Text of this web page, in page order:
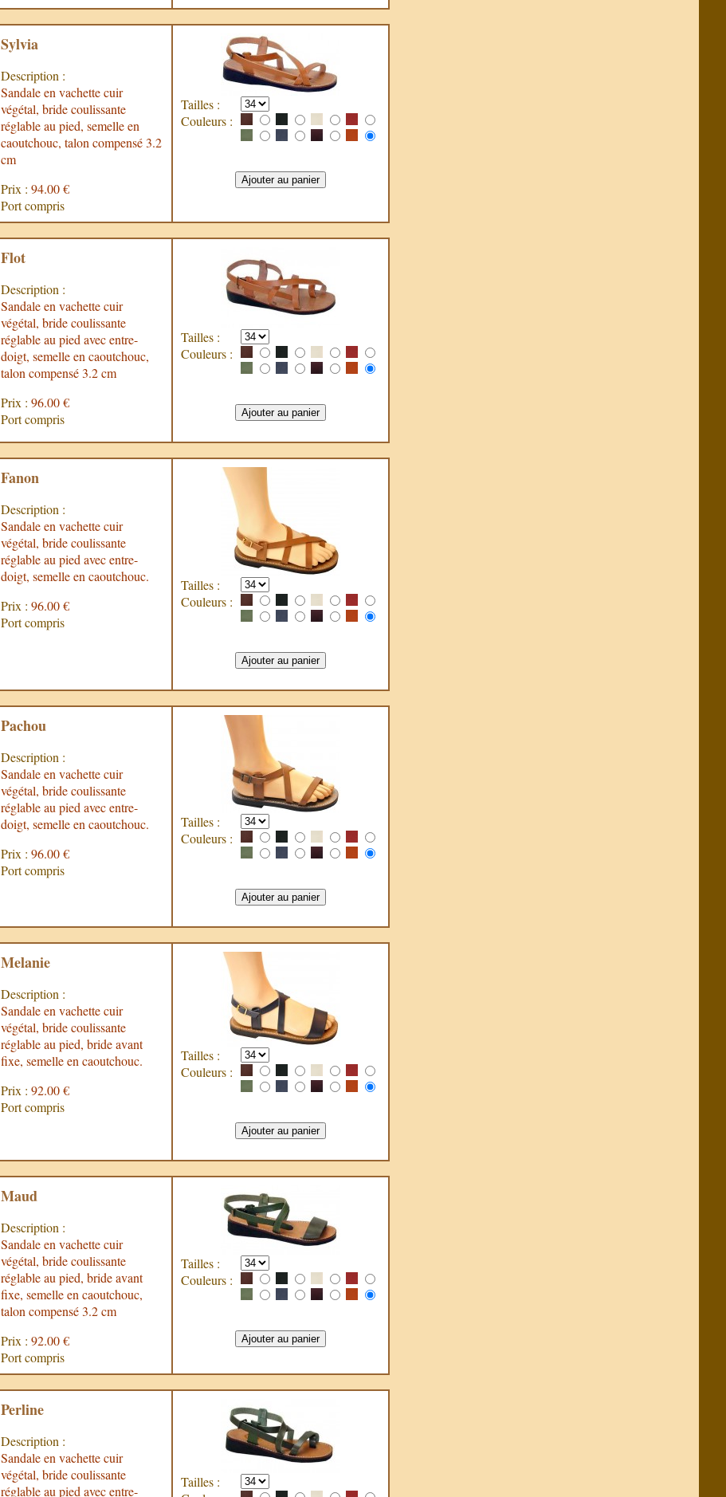
Sylvia
Description :
Sandale en vachette cuir
végétal, bride coulissante
réglable au pied, semelle en
caoutchouc, talon compensé 3.2
cm
Prix : 94.00 €
Port compris
Tailles :
Couleurs :
Flot
Description :
Sandale en vachette cuir
végétal, bride coulissante
réglable au pied avec entre-
doigt, semelle en caoutchouc,
talon compensé 3.2 cm
Prix : 96.00 €
Port compris
Tailles :
Couleurs :
Fanon
Description :
Sandale en vachette cuir
végétal, bride coulissante
réglable au pied avec entre-
doigt, semelle en caoutchouc.
Prix : 96.00 €
Port compris
Tailles :
Couleurs :
Pachou
Description :
Sandale en vachette cuir
végétal, bride coulissante
réglable au pied avec entre-
doigt, semelle en caoutchouc.
Prix : 96.00 €
Port compris
Tailles :
Couleurs :
Melanie
Description :
Sandale en vachette cuir
végétal, bride coulissante
réglable au pied, bride avant
fixe, semelle en caoutchouc.
Prix : 92.00 €
Port compris
Tailles :
Couleurs :
Maud
Description :
Sandale en vachette cuir
végétal, bride coulissante
réglable au pied, bride avant
fixe, semelle en caoutchouc,
talon compensé 3.2 cm
Prix : 92.00 €
Port compris
Tailles :
Couleurs :
Perline
Description :
Sandale en vachette cuir
végétal, bride coulissante
réglable au pied avec entre-
Tailles :